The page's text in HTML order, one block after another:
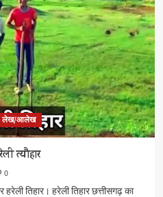
लेख/आलेख
त्यौहार
0
हरेली तिहार। हरेली तिहार छत्तीसगढ़ का